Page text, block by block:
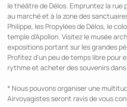
le théâtre de Délos. Empruntez la rue
au marché et à la zone des
Philippe, les Propylées de Délos, le
temple d'Apollon. Visitez le musée
expositions portant sur les grandes
Profitez d'un peu de temps libre pour
rythme et acheter des souvenirs
* Nous pouvons organiser une
Airvoyagistes seront ravis de vous